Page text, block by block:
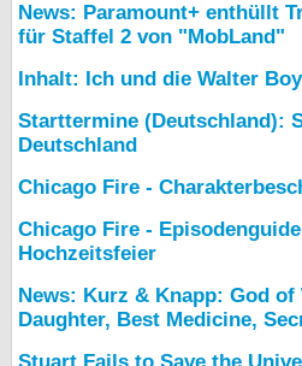
News: Paramount+ enthüllt
für Staffel 2 von "MobLand"
Inhalt: Ich und die Walter
Starttermine (Deutschland):
Deutschland
Chicago Fire -
Chicago Fire -
Hochzeitsfeier
News: Kurz & Knapp: God of
Daughter, Best Medicine,